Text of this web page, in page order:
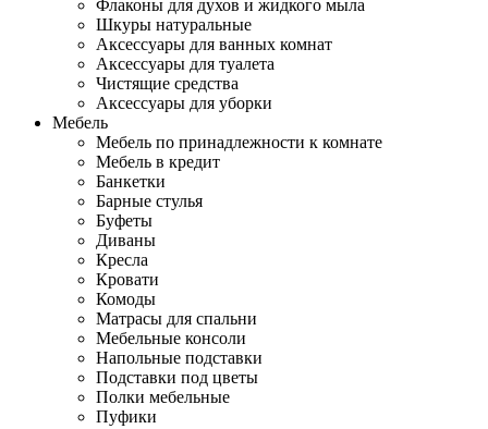
Флаконы для духов и жидкого мыла
Шкуры натуральные
Аксессуары для ванных комнат
Аксессуары для туалета
Чистящие средства
Аксессуары для уборки
Мебель
Мебель по принадлежности к комнате
Мебель в кредит
Банкетки
Барные стулья
Буфеты
Диваны
Кресла
Кровати
Комоды
Матрасы для спальни
Мебельные консоли
Напольные подставки
Подставки под цветы
Полки мебельные
Пуфики